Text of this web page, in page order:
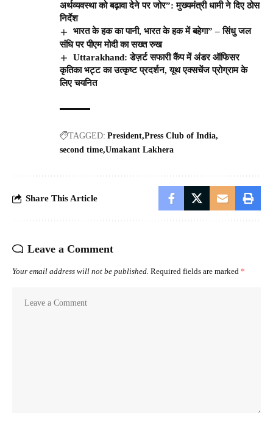
अर्थव्यवस्था को बढ़ावा देने पर जोर”: मुख्यमंत्री धामी ने दिए ठोस
निर्देश
भारत के हक का पानी, भारत के हक में बहेगा” – सिंधु जल
संधि पर पीएम मोदी का सख्त रुख
Uttarakhand: डेज़र्ट सफारी कैंप में अंडर ऑफिसर
कृतिका भट्ट का उत्कृष्ट प्रदर्शन, यूथ एक्सचेंज प्रोग्राम के
लिए चयनित
TAGGED: President Press Club of India
second time Umakant Lakhera
Share This Article
Leave a Comment
Your email address will not be published. Required fields are marked *